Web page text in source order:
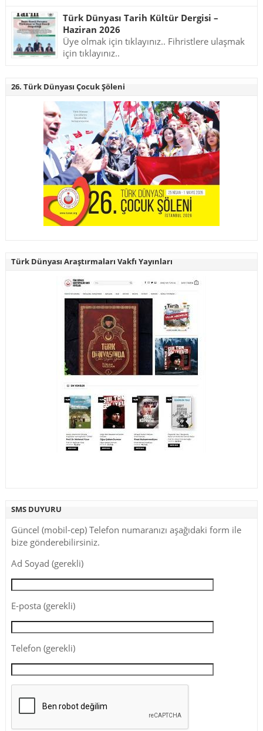
Türk Dünyası Tarih Kültür Dergisi –
Haziran 2026
Üye olmak için tıklayınız.. Fihristlere ulaşmak
için tıklayınız..
26. Türk Dünyası Çocuk Şöleni
Türk Dünyası Araştırmaları Vakfı Yayınları
SMS DUYURU
Güncel (mobil-cep) Telefon numaranızı aşağıdaki form ile
bize gönderebilirsiniz.
Ad Soyad (gerekli)
E-posta (gerekli)
Telefon (gerekli)